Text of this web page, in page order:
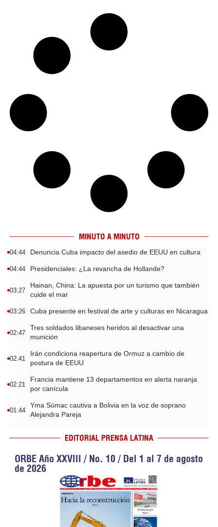
MINUTO A MINUTO
04:44 Denuncia Cuba impacto del asedio de EEUU en cultura
04:44 Presidenciales: ¿La revancha de Hollande?
03:27
Hainan, China: La apuesta por un turismo que también
cuide el mar
03:26 Cuba presente en festival de arte y culturas en Nicaragua
02:47
Tres soldados libaneses heridos al desactivar una
munición
02:41
Irán condiciona reapertura de Ormuz a cambio de
postura de EEUU
02:21
Francia mantiene 13 departamentos en alerta naranja
por canícula
01:44
Yma Súmac cautiva a Bolivia en la voz de soprano
Alejandra Pareja
EDITORIAL PRENSA LATINA
ORBE Año XXVIII / No. 10 / Del 1 al 7 de agosto
de 2026